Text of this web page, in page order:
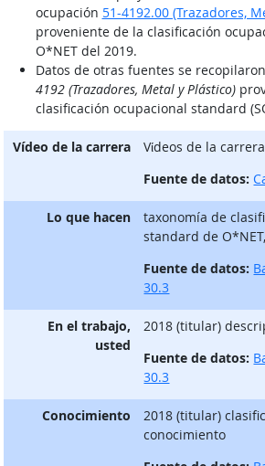
ocupación 51-4192.00 (Trazadores,
proveniente de la clasificación
O*NET del 2019.
Datos de otras fuentes se
4192 (Trazadores, Metal y Plástico)
clasificación ocupacional standard
Vídeo de la carrera
Vίdeos de la
Fuente de datos:
Lo que hacen
taxonomía de
standard de
Fuente de datos:
30.3
En el trabajo,
usted
2018 (titular)
Fuente de datos:
30.3
Conocimiento
2018 (titular)
conocimiento